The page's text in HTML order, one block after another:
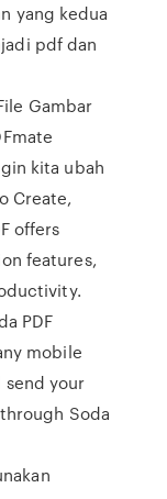
yang kedua
pdf dan
Gambar
kita ubah
Create,
offers
features,
PDF
mobile
send your
Soda